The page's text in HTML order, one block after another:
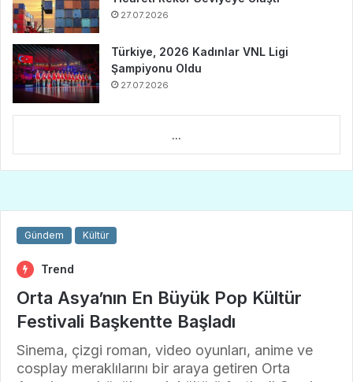
27.07.2026
Türkiye, 2026 Kadınlar VNL Ligi
Şampiyonu Oldu
27.07.2026
...